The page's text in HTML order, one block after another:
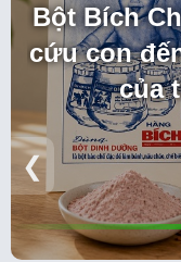
Bột Bích
cứu con
của
❮